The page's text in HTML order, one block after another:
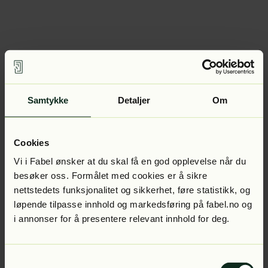
Samtykke Detaljer Om
Cookies
Vi i Fabel ønsker at du skal få en god opplevelse når du
besøker oss. Formålet med cookies er å sikre
nettstedets funksjonalitet og sikkerhet, føre statistikk, og
løpende tilpasse innhold og markedsføring på fabel.no og
i annonser for å presentere relevant innhold for deg.